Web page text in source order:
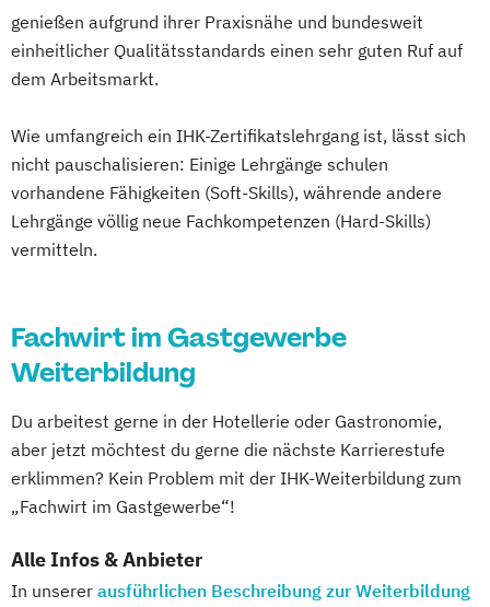
genießen aufgrund ihrer Praxisnähe und bundesweit
einheitlicher Qualitätsstandards einen sehr guten Ruf auf
dem Arbeitsmarkt.
Wie umfangreich ein IHK-Zertifikatslehrgang ist, lässt sich
nicht pauschalisieren: Einige Lehrgänge schulen
vorhandene Fähigkeiten (Soft-Skills), währende andere
Lehrgänge völlig neue Fachkompetenzen (Hard-Skills)
vermitteln.
Fachwirt im Gastgewerbe
Weiterbildung
Du arbeitest gerne in der Hotellerie oder Gastronomie,
aber jetzt möchtest du gerne die nächste Karrierestufe
erklimmen? Kein Problem mit der IHK-Weiterbildung zum
„Fachwirt im Gastgewerbe“!
Alle Infos & Anbieter
In unserer ausführlichen Beschreibung zur Weiterbildung